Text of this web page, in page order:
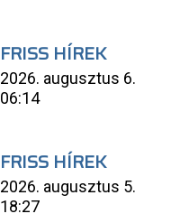
FRISS HÍREK
2026. augusztus 6.
06:14
FRISS HÍREK
2026. augusztus 5.
18:27